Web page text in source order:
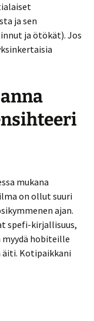
ja sen
ja ötökät). Jos
mukana
on ollut suuri
ajan.
spefi-kirjallisuus,
myydä hobiteille
äiti. Kotipaikkani